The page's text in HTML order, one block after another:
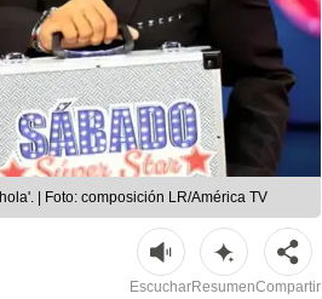
| Foto: composición LR/América TV
EscucharResumenCompartir